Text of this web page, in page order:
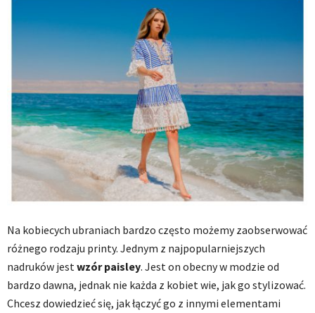
Na kobiecych ubraniach bardzo często możemy zaobserwować
różnego rodzaju printy. Jednym z najpopularniejszych
nadruków jest wzór paisley. Jest on obecny w modzie od
bardzo dawna, jednak nie każda z kobiet wie, jak go stylizować.
Chcesz dowiedzieć się, jak łączyć go z innymi elementami